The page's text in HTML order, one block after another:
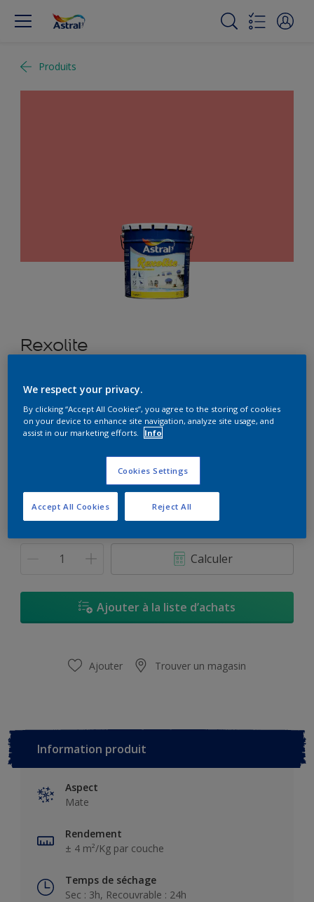
Produits
Rexolite
C0.30.60
Changer de couleur
25Kg
Calculer
Ajouter à la liste d’achats
Ajouter Trouver un magasin
Information produit
Aspect
Mate
Rendement
± 4 m²/Kg par couche
Temps de séchage
Sec : 3h, Recouvrable : 24h
We respect your privacy.
By clicking “Accept All Cookies”, you agree to the storing of cookies
on your device to enhance site navigation, analyze site usage, and
assist in our marketing efforts.
Info
Cookies Settings
Reject All
Accept All Cookies